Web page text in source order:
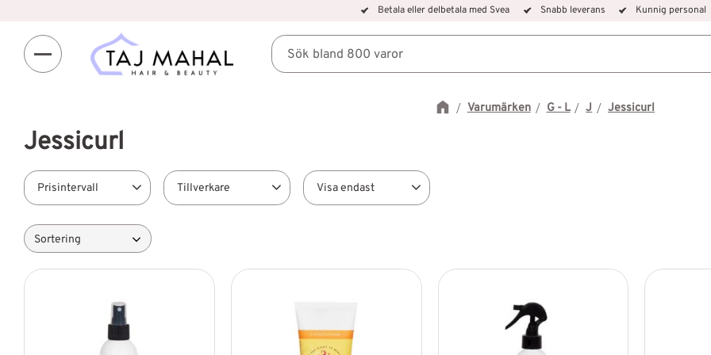
Betala eller delbetala med Svea Snabb leverans Kunnig personal
Jessicurl
Varumärken G - L J Jessicurl
Prisintervall Tillverkare Visa endast
Välj sortering